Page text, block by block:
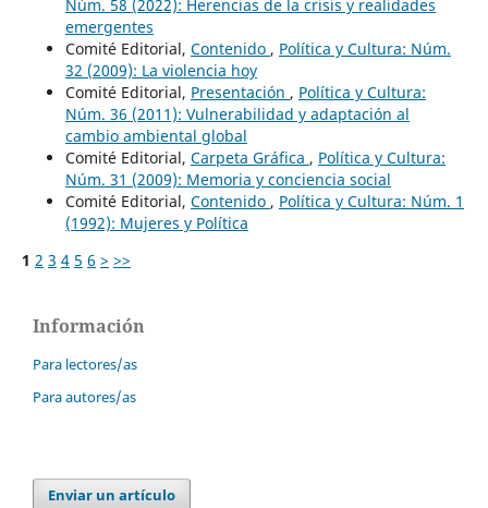
Núm. 58 (2022): Herencias de la crisis y realidades
emergentes
Comité Editorial, Contenido , Política y Cultura: Núm.
32 (2009): La violencia hoy
Comité Editorial, Presentación , Política y Cultura:
Núm. 36 (2011): Vulnerabilidad y adaptación al
cambio ambiental global
Comité Editorial, Carpeta Gráfica , Política y Cultura:
Núm. 31 (2009): Memoria y conciencia social
Comité Editorial, Contenido , Política y Cultura: Núm. 1
(1992): Mujeres y Política
1 2 3 4 5 6 > >>
Información
Para lectores/as
Para autores/as
Enviar un artículo